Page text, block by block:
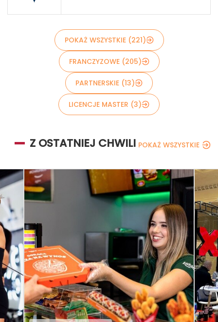
POKAŻ WSZYSTKIE (221)
FRANCZYZOWE (205)
PARTNERSKIE (13)
LICENCJE MASTER (3)
Z OSTATNIEJ CHWILI POKAŻ WSZYSTKIE